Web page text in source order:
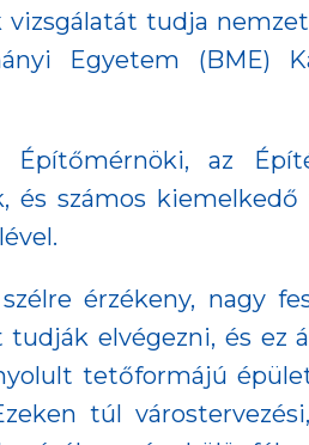
tudja
Egyetem (BME)
az
és számos
érzékeny, nagy
elvégezni, és
tetőformájú
túl